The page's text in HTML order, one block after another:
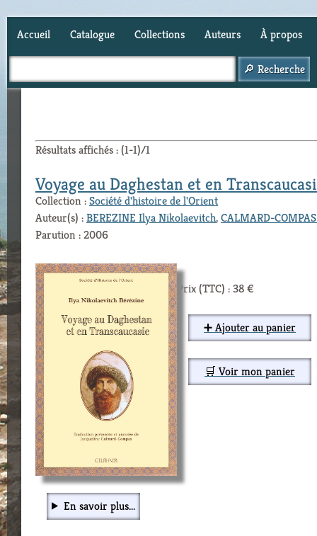
Accueil Catalogue Collections Auteurs À propos
Résultats affichés : (1-1)/1
Voyage au Daghestan et en
Collection :Société d'histoire de l'Orient
Auteur(s) :BEREZINE Ilya Nikolaevitch,CALMARD-
Parution : 2006
Prix (TTC) : 38 €
➕ Ajouter au panier
🛒 Voir mon panier
En savoir plus...